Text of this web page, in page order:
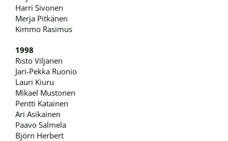
Harri Sivonen
Merja Pitkänen
Kimmo Rasimus
1998
Risto Viljanen
Jari-Pekka Ruonio
Lauri Kiuru
Mikael Mustonen
Pentti Katainen
Ari Asikainen
Paavo Salmela
Björn Herbert